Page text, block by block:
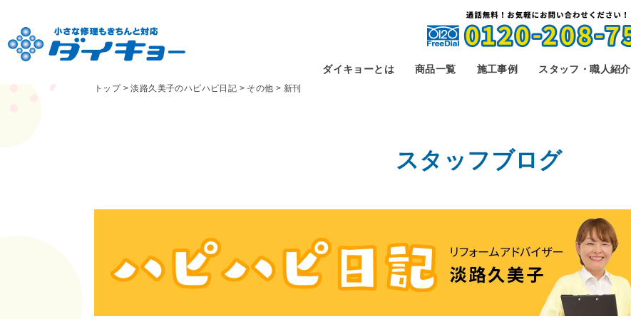
ダイキョーとは 商品一覧 施工事例 スタッフ・職人紹介
トップ>淡路久美子のハピハピ日記 > その他 > 新刊
スタッフブログ